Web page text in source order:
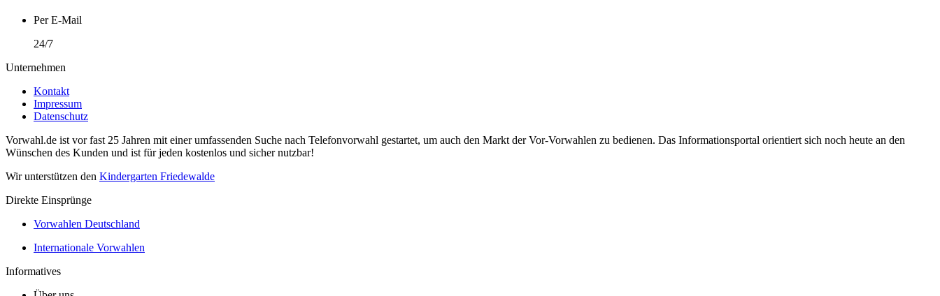
Per E-Mail
24/7
Unternehmen
Kontakt
Impressum
Datenschutz
Vorwahl.de ist vor fast 25 Jahren mit einer umfassenden Suche nach Telefonvorwahl gestartet, um auch den Markt der Vor-Vorwahlen zu bedienen. Das Informationsportal orientiert sich noch heute an den
Wünschen des Kunden und ist für jeden kostenlos und sicher nutzbar!
Wir unterstützen den Kindergarten Friedewalde
Direkte Einsprünge
Vorwahlen Deutschland
Internationale Vorwahlen
Informatives